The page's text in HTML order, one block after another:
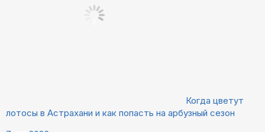
Когда цветут
лотосы в Астрахани и как попасть на арбузный сезон